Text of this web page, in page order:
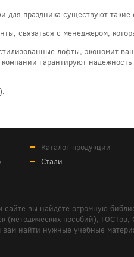
для праздника существуют
связаться с менеджером,
лофты, экономит
гарантируют
).
Каталог продукции
Стали
вы найдёте огромную
(методических пособий),
найти нужные учебные